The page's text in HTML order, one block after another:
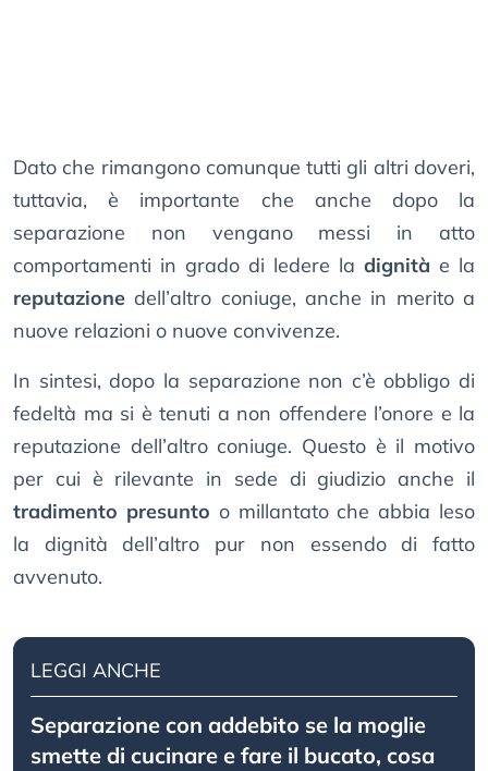
Dato che rimangono comunque tutti gli altri doveri,
tuttavia, è importante che anche dopo la
separazione non vengano messi in atto
comportamenti in grado di ledere la dignità e la
reputazione dell’altro coniuge, anche in merito a
nuove relazioni o nuove convivenze.
In sintesi, dopo la separazione non c’è obbligo di
fedeltà ma si è tenuti a non offendere l’onore e la
reputazione dell’altro coniuge. Questo è il motivo
per cui è rilevante in sede di giudizio anche il
tradimento presunto o millantato che abbia leso
la dignità dell’altro pur non essendo di fatto
avvenuto.
LEGGI ANCHE
Separazione con addebito se la moglie
smette di cucinare e fare il bucato, cosa